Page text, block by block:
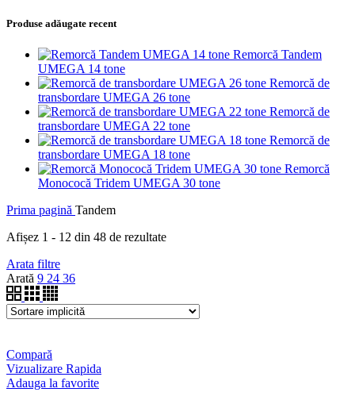
Produse adăugate recent
Remorcă Tandem
UMEGA 14 tone
Remorcă de
transbordare UMEGA 26 tone
Remorcă de
transbordare UMEGA 22 tone
Remorcă de
transbordare UMEGA 18 tone
Remorcă
Monococă Tridem UMEGA 30 tone
Prima pagină Tandem
Afișez 1 - 12 din 48 de rezultate
Arata filtre
Arată 9 24 36
Compară
Vizualizare Rapida
Adauga la favorite